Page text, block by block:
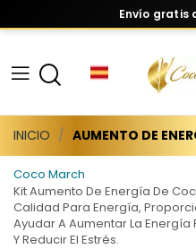
Envío gratis
INICIO AUMENTO DE
Coco March
Kit Aumento De Energía De
Calidad Para Energía,
Ayudar A Aumentar La Energía
Y Reducir El Estrés.